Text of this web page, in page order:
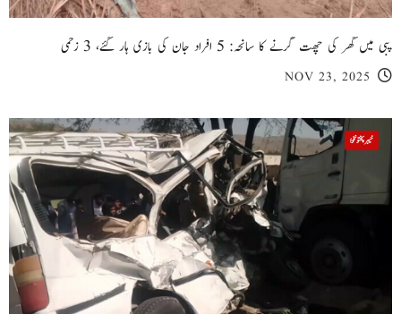
پبی میں گھر کی چھت گرنے کا سانحہ: 5 افراد جان کی بازی ہار گئے، 3 زخمی
NOV 23, 2025
خیبر پختونخوا